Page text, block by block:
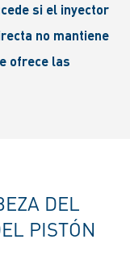
si el inyector
no mantiene
ofrece las
DEL
PISTÓN